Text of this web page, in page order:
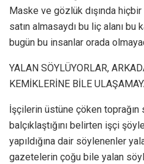
Maske ve gözlük dışında hiçbir
satın almasaydı bu liç alanı
bugün bu insanlar orada
YALAN SÖYLÜYORLAR,
KEMİKLERİNE BİLE
İşçilerin üstüne çöken toprağın
balçıklaştığını belirten işçi
yapıldığına dair söylenenler
gazetelerin çoğu bile yalan